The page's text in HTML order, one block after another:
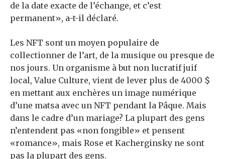
de la date exacte de l’échange, et c’est
permanent», a-t-il déclaré.
Les NFT sont un moyen populaire de
collectionner de l’art, de la musique ou presque de
nos jours. Un organisme à but non lucratif juif
local, Value Culture, vient de lever plus de 4000 $
en mettant aux enchères un image numérique
d’une matsa avec un NFT pendant la Pâque. Mais
dans le cadre d’un mariage? La plupart des gens
n’entendent pas «non fongible» et pensent
«romance», mais Rose et Kacherginsky ne sont
pas la plupart des gens.